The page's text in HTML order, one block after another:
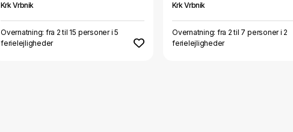
Krk Vrbnik
Overnatning: fra 2 til 15 personer i 5
ferielejligheder
Krk Vrbnik
Overnatning: fra 2 til 7 personer i 2
ferielejligheder